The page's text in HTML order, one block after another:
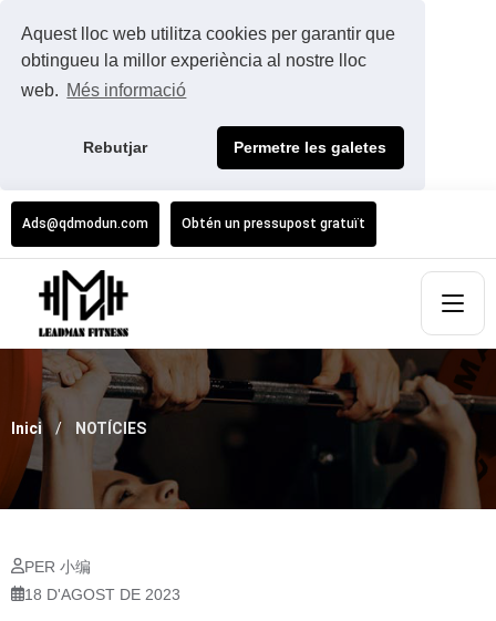
Aquest lloc web utilitza cookies per garantir que
obtingueu la millor experiència al nostre lloc
web. Més informació
Rebutjar Permetre les galetes
Ads@qdmodun.com Obtén un pressupost gratuït
Inici NOTÍCIES
PER 小编
18 D'AGOST DE 2023